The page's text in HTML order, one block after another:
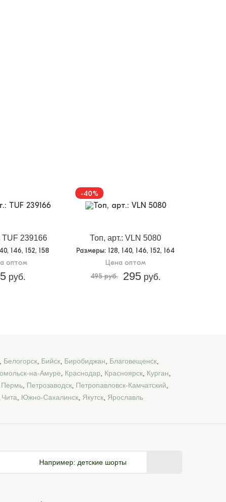
TUF 239166
146, 152, 158
оптом
руб.
-40%
Топ, арт.: VLN 5080
Размеры: 128, 140, 146, 152, 164
Цена оптом
495 руб.
295 руб.
Белогорск Бийск Биробиджан Благовещенск
на-Амуре Краснодар Красноярск Курган
Пермь Петрозаводск Петропавловск-Камчатский
Чита Южно-Сахалинск Якутск Ярославль
Например: детские шорты